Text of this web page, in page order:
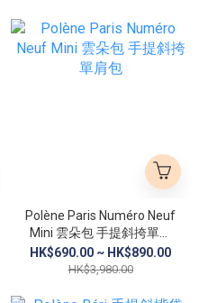
Polène Paris Numéro Neuf
Mini 雲朵包 手提斜挎單肩
包
HK$690.00 ~ HK$890.00
HK$3,980.00